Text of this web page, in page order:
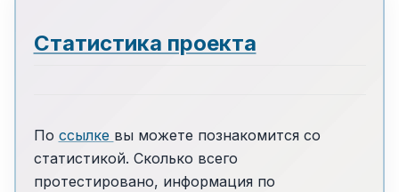
Статистика проекта
По ссылке вы можете познакомится со
статистикой. Сколько всего
протестировано, информация по